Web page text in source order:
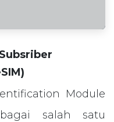
Module
salah satu